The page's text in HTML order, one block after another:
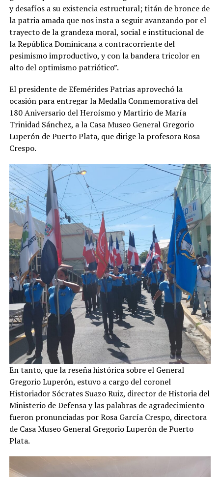
y desafíos a su existencia estructural; titán de bronce de
la patria amada que nos insta a seguir avanzando por el
trayecto de la grandeza moral, social e institucional de
la República Dominicana a contracorriente del
pesimismo improductivo, y con la bandera tricolor en
alto del optimismo patriótico”.
El presidente de Efemérides Patrias aprovechó la
ocasión para entregar la Medalla Conmemorativa del
180 Aniversario del Heroísmo y Martirio de María
Trinidad Sánchez, a la Casa Museo General Gregorio
Luperón de Puerto Plata, que dirige la profesora Rosa
Crespo.
En tanto, que la reseña histórica sobre el General
Gregorio Luperón, estuvo a cargo del coronel
Historiador Sócrates Suazo Ruiz, director de Historia del
Ministerio de Defensa y las palabras de agradecimiento
fueron pronunciadas por Rosa García Crespo, directora
de Casa Museo General Gregorio Luperón de Puerto
Plata.